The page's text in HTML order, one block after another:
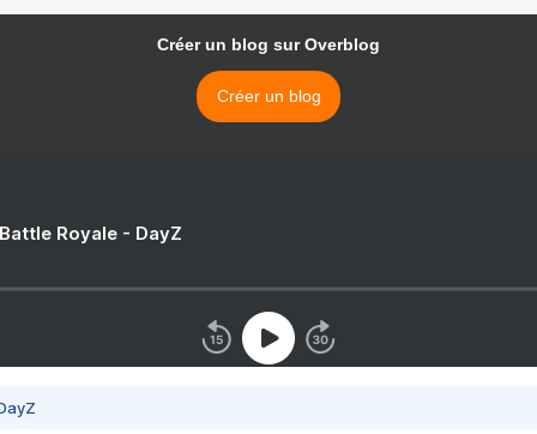
Créer un blog sur Overblog
Créer un blog
Royale - DayZ